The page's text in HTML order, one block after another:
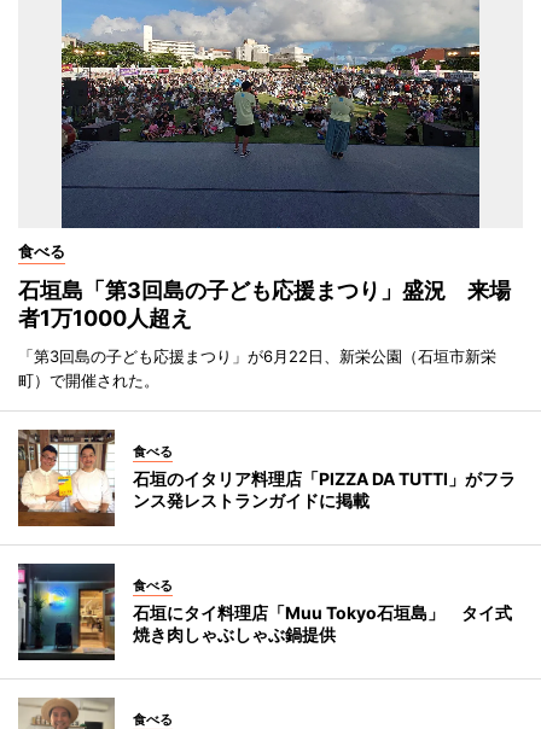
食べる
石垣島「第3回島の子ども応援まつり」盛況 来場
者1万1000人超え
「第3回島の子ども応援まつり」が6月22日、新栄公園（石垣市新栄
町）で開催された。
食べる
石垣のイタリア料理店「PIZZA DA TUTTI」がフラ
ンス発レストランガイドに掲載
食べる
石垣にタイ料理店「Muu Tokyo石垣島」 タイ式
焼き肉しゃぶしゃぶ鍋提供
食べる